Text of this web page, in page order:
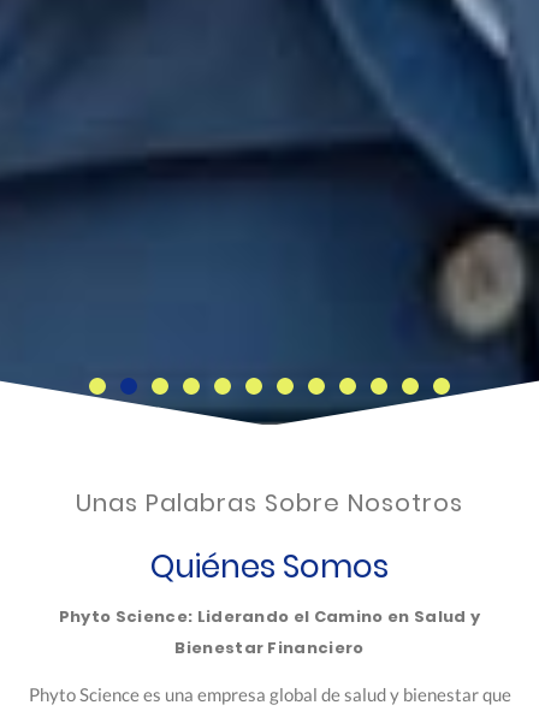
Unas Palabras Sobre Nosotros
Quiénes Somos
Phyto Science: Liderando el Camino en Salud y
Bienestar Financiero
Phyto Science es una empresa global de salud y bienestar que